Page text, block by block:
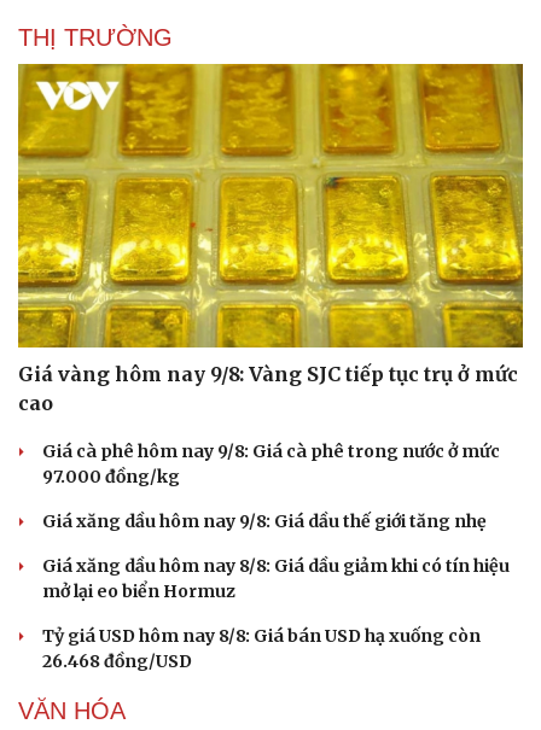
THỊ TRƯỜNG
Giá vàng hôm nay 9/8: Vàng SJC tiếp tục trụ ở mức
cao
Giá cà phê hôm nay 9/8: Giá cà phê trong nước ở mức
97.000 đồng/kg
Giá xăng dầu hôm nay 9/8: Giá dầu thế giới tăng nhẹ
Giá xăng dầu hôm nay 8/8: Giá dầu giảm khi có tín hiệu
mở lại eo biển Hormuz
Tỷ giá USD hôm nay 8/8: Giá bán USD hạ xuống còn
26.468 đồng/USD
VĂN HÓA